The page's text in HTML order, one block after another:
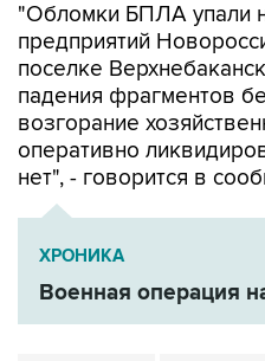
"Обломки БПЛА упали
предприятий
поселке
падения фрагментов
возгорание
оперативно
нет", - говорится в
ХРОНИКА
Военная операция